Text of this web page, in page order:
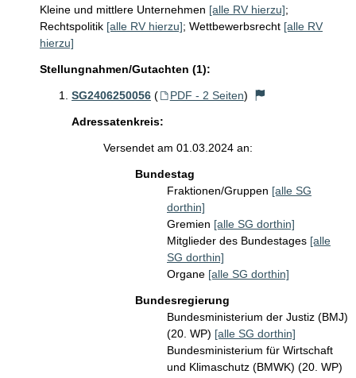
Kleine und mittlere Unternehmen [alle RV hierzu];
Rechtspolitik [alle RV hierzu]; Wettbewerbsrecht [alle RV
hierzu]
Stellungnahmen/Gutachten (1):
SG2406250056 ( PDF - 2 Seiten)
Adressatenkreis:
Versendet am 01.03.2024 an:
Bundestag
Fraktionen/Gruppen [alle SG
dorthin]
Gremien [alle SG dorthin]
Mitglieder des Bundestages [alle
SG dorthin]
Organe [alle SG dorthin]
Bundesregierung
Bundesministerium der Justiz (BMJ)
(20. WP) [alle SG dorthin]
Bundesministerium für Wirtschaft
und Klimaschutz (BMWK) (20. WP)